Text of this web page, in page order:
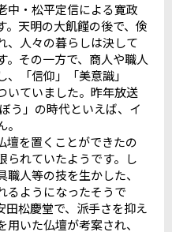
中・松平定信による寛政
。天明の大飢饉の後で、倹
、人々の暮らしは決して
。その一方で、商人や職人
「信仰」「美意識」
いていました。昨年放送
う」の時代といえば、イ
壇を置くことができたの
られていたようです。し
人等の技を生かした、
るようになったそうで
田松慶堂で、派手さを抑え
いた仏壇が考案され、